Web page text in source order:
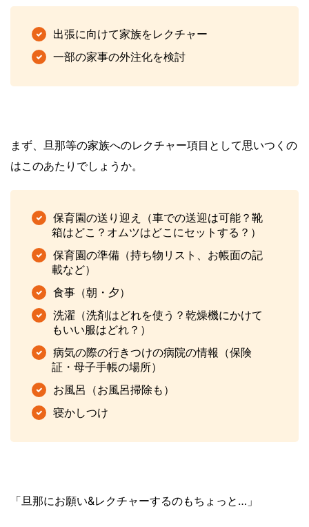
出張に向けて家族をレクチャー
一部の家事の外注化を検討
まず、旦那等の家族へのレクチャー項目として思いつくの
はこのあたりでしょうか。
保育園の送り迎え（車での送迎は可能？靴
箱はどこ？オムツはどこにセットする？）
保育園の準備（持ち物リスト、 お帳面の記
載など）
食事（朝・夕）
洗濯（洗剤はどれを使う？乾燥機にかけて
もいい服はどれ？）
病気の際の行きつけの病院の情報（保険
証・母子手帳の場所）
お風呂 （お風呂掃除も）
寝かしつけ
「旦那にお願い&レクチャーするのもちょっと…」